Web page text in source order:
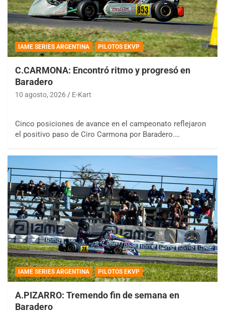
IAME SERIES ARGENTINA PILOTOS EKVP
C.CARMONA: Encontró ritmo y progresó en
Baradero
10 agosto, 2026 E-Kart
Cinco posiciones de avance en el campeonato reflejaron
el positivo paso de Ciro Carmona por Baradero.…
IAME SERIES ARGENTINA PILOTOS EKVP
A.PIZARRO: Tremendo fin de semana en
Baradero